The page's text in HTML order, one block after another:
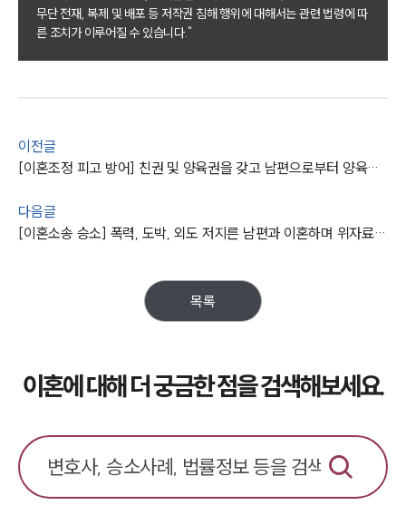
이혼 주요 업무사례
사례분석/최신동향
이혼 양육비계산기
상간자위자료계산기
구성원 소개
소식/자료
언론보도
공지사항
법률 블로그
법률서식
무단 전재, 복제 및 배포 등 저작권 침해 행위에 대해서는 관련 법령에 따
른 조치가 이루어질 수 있습니다."
이전글
[이혼조정 피고 방어] 친권 및 양육권을 갖고 남편으로부터 양육비를 받을 수 있게 됨
다음글
[이혼소송 승소] 폭력, 도박, 외도 저지른 남편과 이혼하며 위자료 및 부동산 받아냄
목록
이혼에 대해 더 궁금한 점을 검색해보세요.